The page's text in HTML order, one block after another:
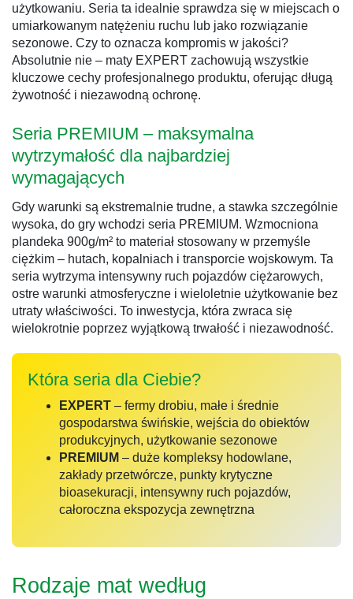
użytkowaniu. Seria ta idealnie sprawdza się w miejscach o
umiarkowanym natężeniu ruchu lub jako rozwiązanie
sezonowe. Czy to oznacza kompromis w jakości?
Absolutnie nie – maty EXPERT zachowują wszystkie
kluczowe cechy profesjonalnego produktu, oferując długą
żywotność i niezawodną ochronę.
Seria PREMIUM – maksymalna
wytrzymałość dla najbardziej
wymagających
Gdy warunki są ekstremalnie trudne, a stawka szczególnie
wysoka, do gry wchodzi seria PREMIUM. Wzmocniona
plandeka 900g/m² to materiał stosowany w przemyśle
ciężkim – hutach, kopalniach i transporcie wojskowym. Ta
seria wytrzyma intensywny ruch pojazdów ciężarowych,
ostre warunki atmosferyczne i wieloletnie użytkowanie bez
utraty właściwości. To inwestycja, która zwraca się
wielokrotnie poprzez wyjątkową trwałość i niezawodność.
Która seria dla Ciebie?
EXPERT – fermy drobiu, małe i średnie
gospodarstwa świńskie, wejścia do obiektów
produkcyjnych, użytkowanie sezonowe
PREMIUM – duże kompleksy hodowlane,
zakłady przetwórcze, punkty krytyczne
bioasekuracji, intensywny ruch pojazdów,
całoroczna ekspozycja zewnętrzna
Rodzaje mat według